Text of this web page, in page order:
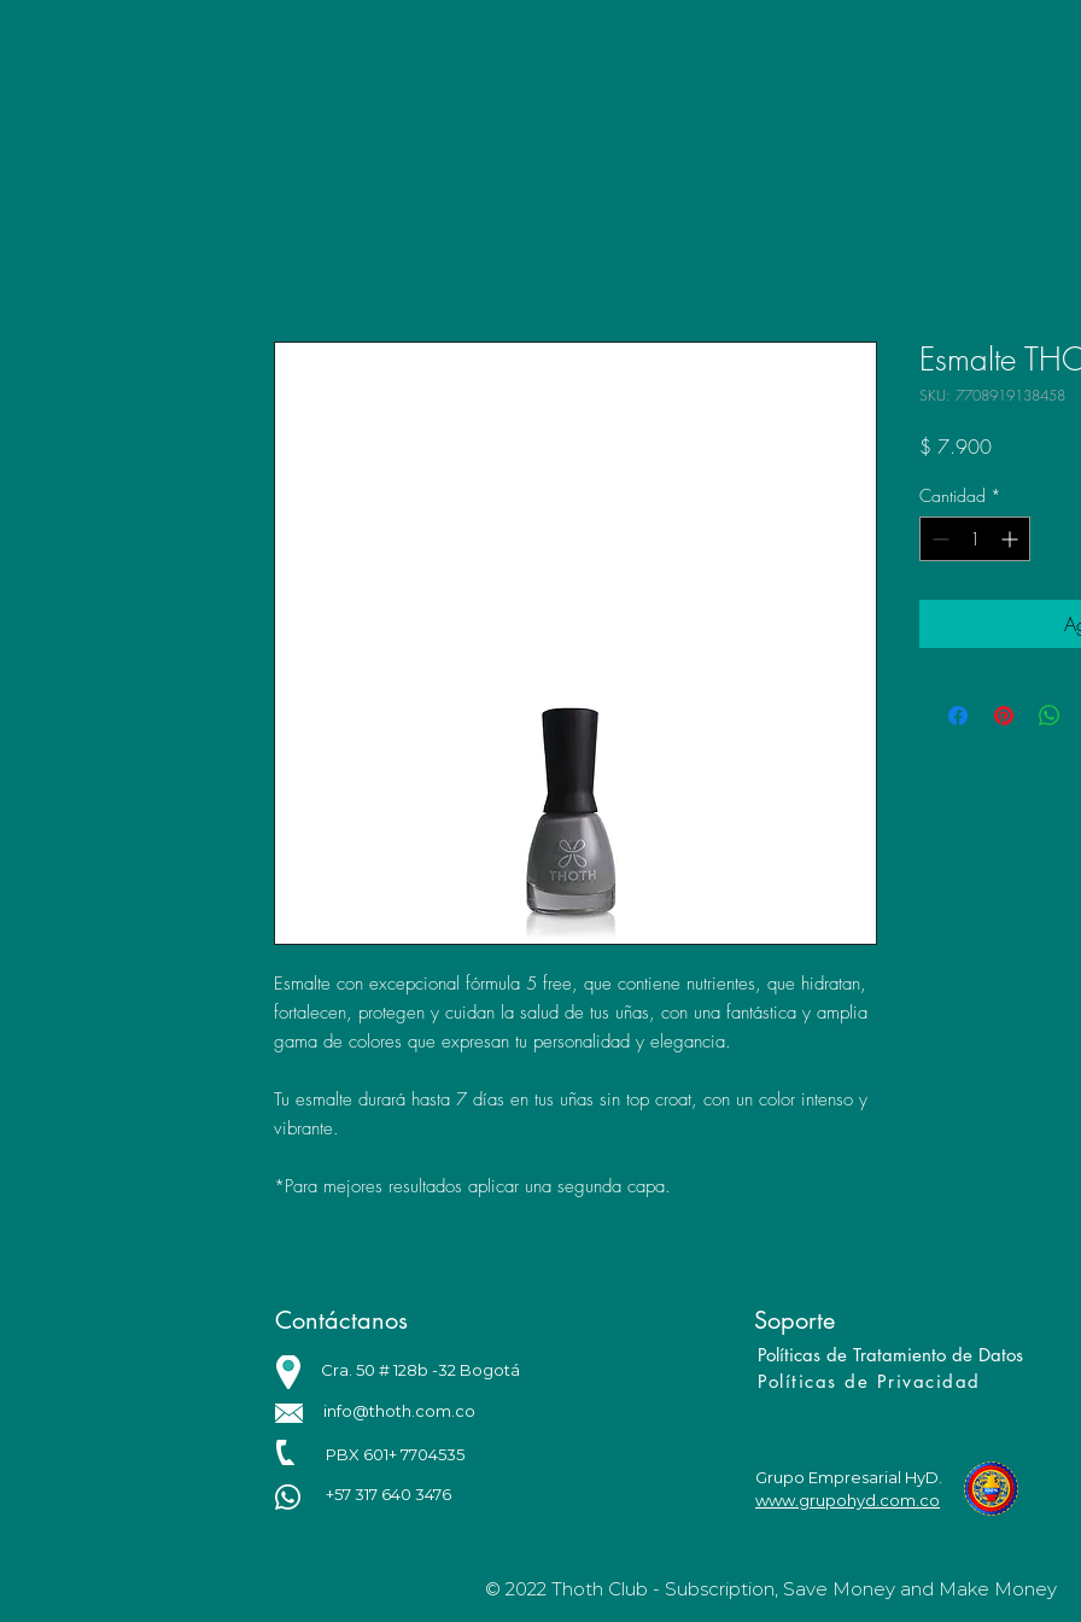
Esmalte con excepcional fórmula 5 free, que contiene nutrientes, que hidratan,
fortalecen, protegen y cuidan la salud de tus uñas, con una fantástica y amplia
gama de colores que expresan tu personalidad y elegancia.
Tu esmalte durará hasta 7 días en tus uñas sin top croat, con un color intenso y
vibrante.
*Para mejores resultados aplicar una segunda capa.
Esmalte
SKU: 7708919138458
$ 7.900Precio
Cantidad *
Contáctanos
Cra. 50 # 128b -32 Bogotá
info@thoth.com.co
PBX 601+ 7704535
+57 317 640 3476
Soporte
Políticas de Tratamiento de Datos
Políticas de Privacidad
Grupo Empresarial HyD.
www.grupohyd.com.co
© 2022 Thoth Club - Subscription, Save Money and Make Money